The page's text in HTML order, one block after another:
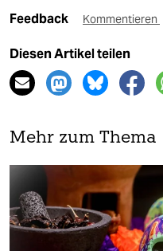
Feedback Kommentieren
Diesen Artikel teilen
Mehr zum Thema